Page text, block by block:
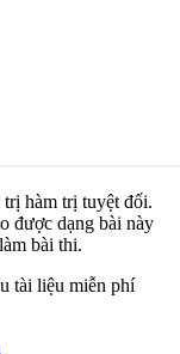
hàm trị tuyệt đối.
được dạng bài này
bài thi.
tài liệu miễn phí